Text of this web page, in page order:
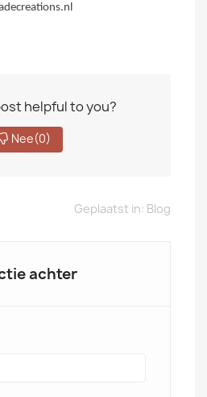
helpful to you?
Nee(0)
Geplaatst in: Blog
achter